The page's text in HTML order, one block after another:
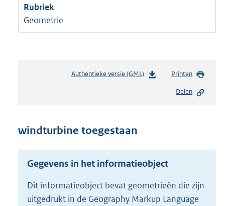
Geometrie
Authentieke versie (GML)b
s
r
o
t
Printen
Delen
windturbine toegestaan
Gegevens in het informatieobject
Dit informatieobject bevat geometrieën die zijn
uitgedrukt in de Geography Markup Language